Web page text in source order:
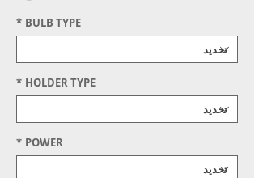
BULB TYPE
*
HOLDER TYPE
*
POWER
*